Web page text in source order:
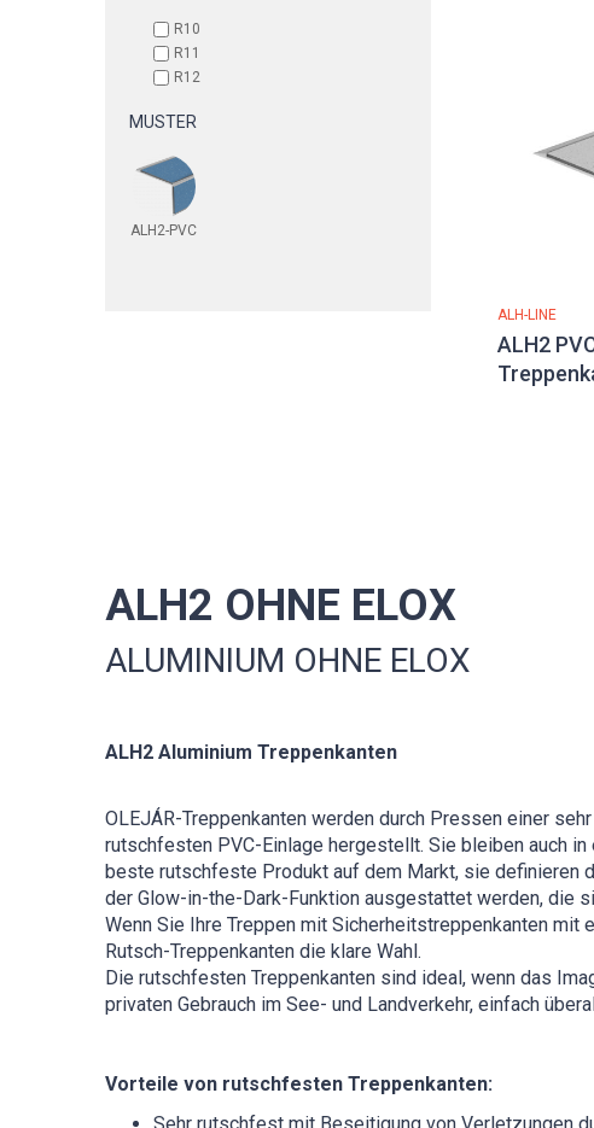
R10
R11
R12
MUSTER
ALH2-PVC
ALH-LINE
ALH2
ALH2 OHNE ELOX
ALUMINIUM OHNE ELOX
ALH2 Aluminium Treppenkanten
OLEJÁR-Treppenkanten werden durch Pressen einer
rutschfesten PVC-Einlage hergestellt. Sie bleiben auch
beste rutschfeste Produkt auf dem Markt, sie definieren
der Glow-in-the-Dark-Funktion ausgestattet werden, die
Wenn Sie Ihre Treppen mit Sicherheitstreppenkanten
Rutsch-Treppenkanten die klare Wahl.
Die rutschfesten Treppenkanten sind ideal, wenn das
privaten Gebrauch im See- und Landverkehr, einfach
Vorteile von rutschfesten Treppenkanten: